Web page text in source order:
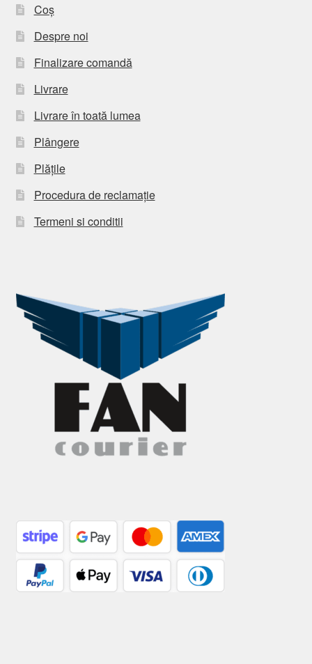
Coș
Despre noi
Finalizare comandă
Livrare
Livrare în toată lumea
Plângere
Plățile
Procedura de reclamație
Termeni si conditii